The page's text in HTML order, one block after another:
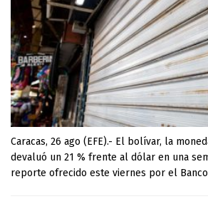
Caracas, 26 ago (EFE).- El bolívar, la
devaluó un 21 % frente al dólar en una
reporte ofrecido este viernes por el Banco